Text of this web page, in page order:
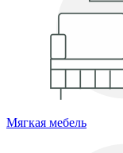
Мягкая мебель